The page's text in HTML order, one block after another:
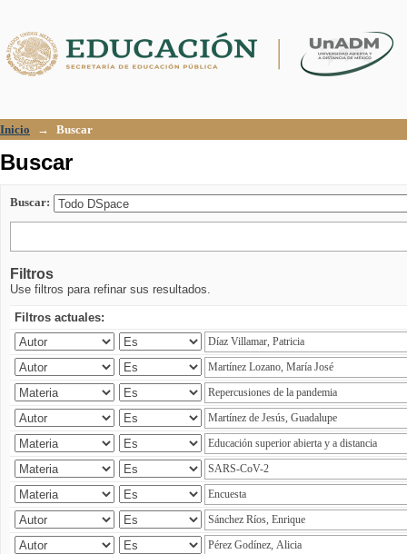
Inicio → Buscar
Buscar
Buscar:
Filtros
Use filtros para refinar sus resultados.
Filtros actuales: